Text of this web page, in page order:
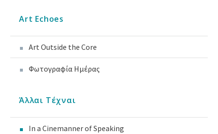
Art Echoes
Art Outside the Core
Φωτογραφία Ημέρας
Άλλαι Τέχναι
In a Cinemanner of Speaking